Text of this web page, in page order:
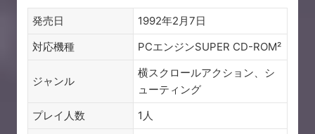
発売日
1992年2月7日
対応機種
PCエンジンSUPER CD-ROM²
ジャンル
横スクロールアクション、シ
ューティング
プレイ人数
1人